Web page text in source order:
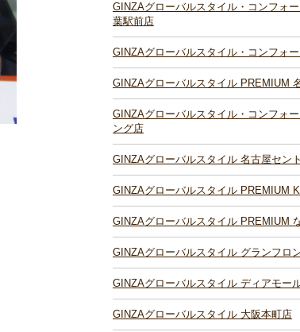
GINZAグローバルスタイル・コンフォ
葉駅前店
GINZAグローバルスタイル・コンフォ
GINZAグローバルスタイル PREMIUM
GINZAグローバルスタイル・コンフォ
ング店
GINZAグローバルスタイル 名古屋セン
GINZAグローバルスタイル PREMIUM
GINZAグローバルスタイル PREMIUM
GINZAグローバルスタイル グランフロ
GINZAグローバルスタイル ディアモー
GINZAグローバルスタイル 大阪本町店